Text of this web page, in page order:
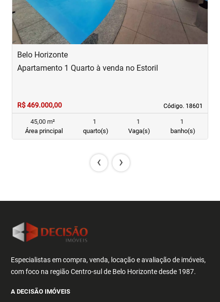
Belo Horizonte
Código. 18601
Código. 18601
Apartamento 1 Quarto à venda no Estoril
R$ 469.000,00
45,00 m²
Área principal
1
quarto(s)
1
Vaga(s)
1
banho(s)
‹ ›
Especialistas em compra, venda, locação e avaliação de imóveis,
com foco na região Centro-sul de Belo Horizonte desde 1987.
A DECISÃO IMÓVEIS